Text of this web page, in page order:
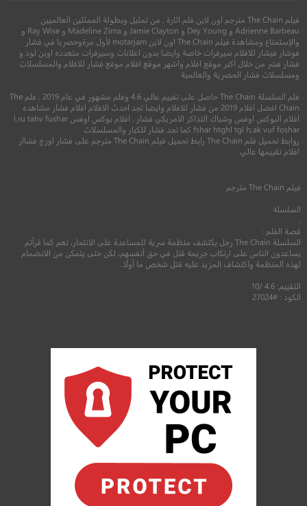
7.6
اكشن●دراما
فيلم The Chain مترجم اون لاين فلم اثارة , من تمثيل وبطولة الممثلين العالميين
Adrienne Barbeau و Dey Young و Jamie Clayton و Madeline Zima و Ray Wise و
والإستمتاع ومشاهدة فيلم The Chain اون لاين motarjam لأول مرةوحصريا في فشار
فوشار فيشار للافلام سيرفرات خاصة وايضا بدون اعلانات وسيرفرات متعدده اوبن لود و
فشار فشر من خلال اكبر موقع افلام واشهر موقع افلام موقع فشار للافلام والمسلسلات
ومسلسلات فشار الحصرية والعالمية
فلم السلسلة The Chain حاصل على تقييم عالي 4.6 وفلم مشهور في عام 2019 , فلم The
Chain افضل افلام 2019 من فشار للافلام وايضا تجد احدث الافلام افلام فشار مشاهده
افلام البوكس اوفس وشباك التذاكر الامريكي فشار , افلام بوكس اوفس l,ru tahv fushar
fshar htghl tgl h;ak vuf foshar كما تجد فشار للكبار والمسلسلات
روابط تحميل فلم The Chain رابط تحميل فيلم The Chain مترجم على فشار اورج فشاار
افلام تقييمها عالي
فيلم The Chainمترجم
السلسلة
قصة الفلم :
السلسلة The Chain رجل يكتشف منظمة سرية للمساعدة على الانتحار، نعم كما قرأتم
يساعدون الناس على ارتكاب جريمة قتل في حق أنفسهم، لكن حتى يتمكن من الانضمام
لهذه المنظمة واكتشاف المزيد عليه قتل شخص ما أولًا..
التقييم: 4.6 /10
الكود : #27024